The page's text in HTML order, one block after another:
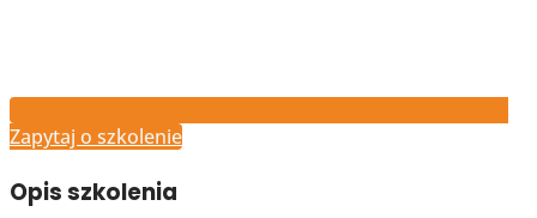
Zapytaj o szkolenie
Opis szkolenia